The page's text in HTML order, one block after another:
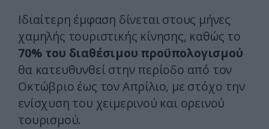
Ιδιαίτερη έμφαση δίνεται στους μήνες
χαμηλής τουριστικής κίνησης, καθώς το
70% του διαθέσιμου προϋπολογισμού
θα κατευθυνθεί στην περίοδο από τον
Οκτώβριο έως τον Απρίλιο, με στόχο την
ενίσχυση του χειμερινού και ορεινού
τουρισμού.